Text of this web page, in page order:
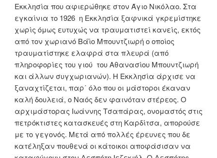
Εκκλησία που αφιερώθηκε στον Άγιο Νικόλαο. Στα
εγκαίνια το 1926 η Εκκλησία ξαφνικά γκρεμίστηκε
χωρίς όμως ευτυχώς να τραυματιστεί κανείς, εκτός
από τον χωριανό Βάϊο Μπουντζιωρή ο οποίος
τραυματίστηκε ελαφρά στα πλευρά (από
πληροφορίες του γιού του Αθανασίου Μπουντζιωρή
και άλλων συγχωριανών). Η Εκκλησία άρχισε να
ξαναχτίζεται, παρ΄ όλο που οι μάστοροι έκαναν
καλή δουλειά, ο Ναός δεν φαινόταν στέρεος. Ο
αρχιμάστορας Ιωάννης Τσαπάρας, ονομαστός στις
πετρόκτιστες κατασκευές στη Καρδίτσα, απορούσε
με το γεγονός. Μετά από πολλές έρευνες που δε
κατέληξαν πουθενά οι κάτοικοι αποφάσισαν να